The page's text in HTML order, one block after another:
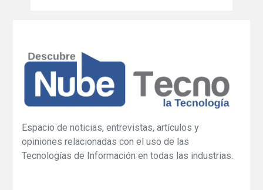
Espacio de noticias, entrevistas, artículos y
opiniones relacionadas con el uso de las
Tecnologías de Información en todas las industrias.